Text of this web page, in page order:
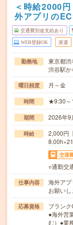
＜時給2000
外アプリの
交通費別途支給あり
WEB登録OK 派遣
勤務地
東京都渋
渋谷駅
曜日頻度 月～金
時間 ★9:30～
期間 2026年9
時給
2,000円
交通
○通勤交
仕事内容
海外ア
お願い
応募資格
ブランク
●海外営
む）●業